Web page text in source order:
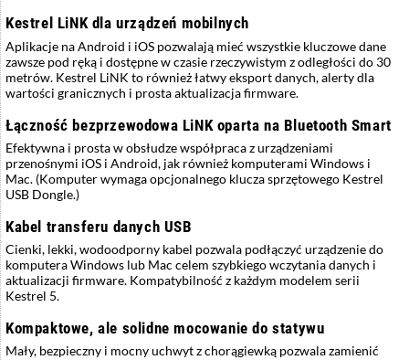
Kestrel LiNK dla urządzeń mobilnych
Aplikacje na Android i iOS pozwalają mieć wszystkie kluczowe dane
zawsze pod ręką i dostępne w czasie rzeczywistym z odległości do 30
metrów. Kestrel LiNK to również łatwy eksport danych, alerty dla
wartości granicznych i prosta aktualizacja firmware.
Łączność bezprzewodowa LiNK oparta na Bluetooth Smart
Efektywna i prosta w obsłudze współpraca z urządzeniami
przenośnymi iOS i Android, jak również komputerami Windows i
Mac. (Komputer wymaga opcjonalnego klucza sprzętowego Kestrel
USB Dongle.)
Kabel transferu danych USB
Cienki, lekki, wodoodporny kabel pozwala podłączyć urządzenie do
komputera Windows lub Mac celem szybkiego wczytania danych i
aktualizacji firmware. Kompatybilność z każdym modelem serii
Kestrel 5.
Kompaktowe, ale solidne mocowanie do statywu
Mały, bezpieczny i mocny uchwyt z chorągiewką pozwala zamienić